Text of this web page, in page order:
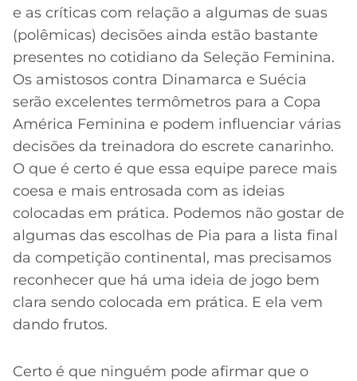
e as críticas com relação a algumas de suas
(polêmicas) decisões ainda estão bastante
presentes no cotidiano da Seleção Feminina.
Os amistosos contra Dinamarca e Suécia
serão excelentes termômetros para a Copa
América Feminina e podem influenciar várias
decisões da treinadora do escrete canarinho.
O que é certo é que essa equipe parece mais
coesa e mais entrosada com as ideias
colocadas em prática. Podemos não gostar de
algumas das escolhas de Pia para a lista final
da competição continental, mas precisamos
reconhecer que há uma ideia de jogo bem
clara sendo colocada em prática. E ela vem
dando frutos.
Certo é que ninguém pode afirmar que o